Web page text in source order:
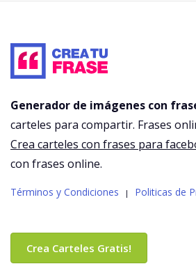
Generador de imágenes con
carteles para compartir. Frases
Crea carteles con frases para
con frases online.
Términos y Condiciones | Politicas de
Crea Carteles Gratis!